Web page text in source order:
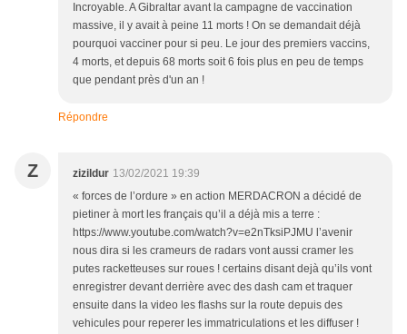
Incroyable. A Gibraltar avant la campagne de vaccination
massive, il y avait à peine 11 morts ! On se demandait déjà
pourquoi vacciner pour si peu. Le jour des premiers vaccins,
4 morts, et depuis 68 morts soit 6 fois plus en peu de temps
que pendant près d'un an !
Répondre
Z zizildur 13/02/2021 19:39
« forces de l’ordure » en action MERDACRON a décidé de
pietiner à mort les français qu’il a déjà mis a terre :
https://www.youtube.com/watch?v=e2nTksiPJMU l’avenir
nous dira si les crameurs de radars vont aussi cramer les
putes racketteuses sur roues ! certains disant dejà qu’ils vont
enregistrer devant derrière avec des dash cam et traquer
ensuite dans la video les flashs sur la route depuis des
vehicules pour reperer les immatriculations et les diffuser !